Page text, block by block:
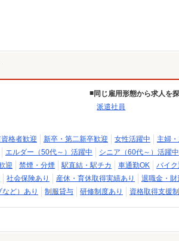
同じ雇用形態から求人を
派遣社員
格者歓迎 新卒・第二新卒歓迎 女性活躍中 主婦
エルダー（50代～）活躍中 シニア（60代～）活躍中
迎 禁煙・分煙 駅直結・駅チカ 車通勤OK バイ
社会保険あり 産休・育休取得実績あり
退職金・財
ど）あり
制服貸与 研修制度あり 資格取得支援